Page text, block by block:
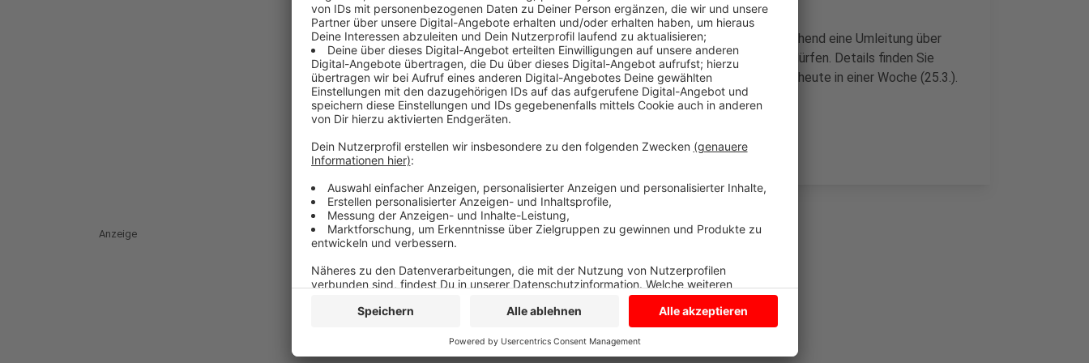
Die Stadt Coesfeld hat beim Kreis Coesfeld beantragt vorübergehend eine Umleitung über
das ehemalige Bundeswehrdepot und Ackerflächen schaffen zu dürfen. Details finden Sie
HIER. Der Beirat der unteren Naturschutzbehörde berät erstmals heute in einer Woche (25.3.).
Anzeige
Anzeige